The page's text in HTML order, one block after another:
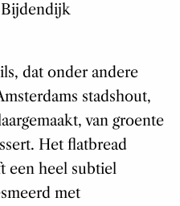
dat onder andere
stadshout,
van groente
Het flatbread
een heel subtiel
met